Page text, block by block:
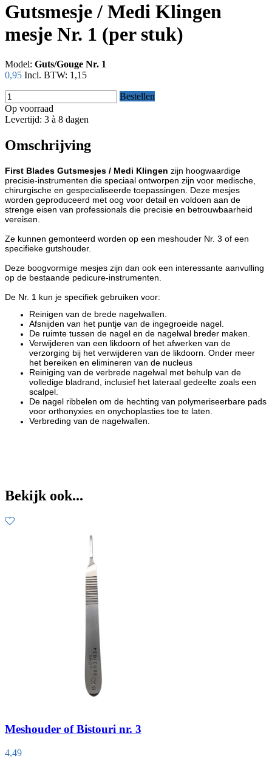
Gutsmesje / Medi Klingen
mesje Nr. 1 (per stuk)
Model: Guts/Gouge Nr. 1
0,95 Incl. BTW: 1,15
Bestellen
Op voorraad
Levertijd: 3 à 8 dagen
Omschrijving
First Blades Gutsmesjes / Medi Klingen zijn hoogwaardige
precisie-instrumenten die speciaal ontworpen zijn voor medische,
chirurgische en gespecialiseerde toepassingen. Deze mesjes
worden geproduceerd met oog voor detail en voldoen aan de
strenge eisen van professionals die precisie en betrouwbaarheid
vereisen.
Ze kunnen gemonteerd worden op een meshouder Nr. 3 of een
specifieke gutshouder.
Deze boogvormige mesjes zijn dan ook een interessante aanvulling
op de bestaande pedicure-instrumenten.
De Nr. 1 kun je specifiek gebruiken voor:
Reinigen van de brede nagelwallen.
Afsnijden van het puntje van de ingegroeide nagel.
De ruimte tussen de nagel en de nagelwal breder maken.
Verwijderen van een likdoorn of het afwerken van de
verzorging bij het verwijderen van de likdoorn. Onder meer
het bereiken en elimineren van de nucleus
Reiniging van de verbrede nagelwal met behulp van de
volledige bladrand, inclusief het lateraal gedeelte zoals een
scalpel.
De nagel ribbelen om de hechting van polymeriseerbare pads
voor orthonyxies en onychoplasties toe te laten.
Verbreding van de nagelwallen.
Bekijk ook...
Meshouder of Bistouri nr. 3
4,49